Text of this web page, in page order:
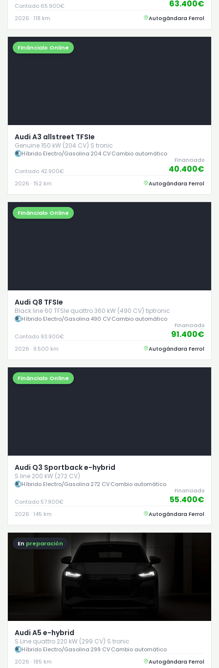
Contado 65.900€ 63.400€
2026 · 118 km Autogándara Ferrol
Fináncialo Online
Audi A3 allstreet TFSIe
Genuine 150 kW (204 CV) S tronic
Híbrido Electro/Gasolina·204 CV·Cambio automático
Contado 42.900€
Financiado
40.400€
2026 · 152 km Autogándara Ferrol
Fináncialo Online
Audi Q8 TFSIe
Black line 60 TFSIe quattro 360 kW (490 CV) tiptronic
Híbrido Electro/Gasolina·490 CV·Cambio automático
Contado 93.900€
Financiado
91.400€
2026 · 9.500 km Autogándara Ferrol
Fináncialo Online
Audi Q3 Sportback e-hybrid
S line 200 kW (272 CV)
Híbrido Electro/Gasolina·272 CV·Cambio automático
Contado 57.900€
Financiado
55.400€
2026 · 145 km Autogándara Ferrol
En preparación
Audi A5 e-hybrid
S Line quattro 220 kW (299 CV) S tronic
Híbrido Electro/Gasolina·299 CV·Cambio automático
2026 · 185 km
Autogándara Ferrol